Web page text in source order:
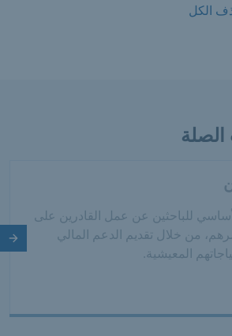
الكل
للباحثين عن عمل القادرين على
من خلال تقديم الدعم المالي
المعيشية.